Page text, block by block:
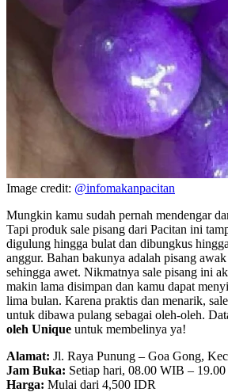
Image credit: @infomakanpacitan
Mungkin kamu sudah pernah mendengar
Tapi produk sale pisang dari Pacitan ini
digulung hingga bulat dan dibungkus
anggur. Bahan bakunya adalah pisang
sehingga awet. Nikmatnya sale pisang ini
makin lama disimpan dan kamu dapat
lima bulan. Karena praktis dan menarik,
untuk dibawa pulang sebagai oleh-oleh.
oleh Unique untuk membelinya ya!
Alamat: Jl. Raya Punung – Goa Gong,
Jam Buka: Setiap hari, 08.00 WIB –
Harga: Mulai dari 4,500 IDR